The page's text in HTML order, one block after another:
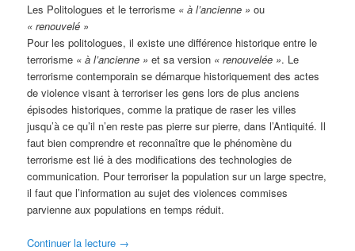
Les Politologues et le terrorisme « à l’ancienne » ou
« renouvelé »
Pour les politologues, il existe une différence historique entre le
terrorisme « à l’ancienne » et sa version « renouvelée ». Le
terrorisme contemporain se démarque historiquement des actes
de violence visant à terroriser les gens lors de plus anciens
épisodes historiques, comme la pratique de raser les villes
jusqu’à ce qu’il n’en reste pas pierre sur pierre, dans l’Antiquité. Il
faut bien comprendre et reconnaître que le phénomène du
terrorisme est lié à des modifications des technologies de
communication. Pour terroriser la population sur un large spectre,
il faut que l’information au sujet des violences commises
parvienne aux populations en temps réduit.
Continuer la lecture →